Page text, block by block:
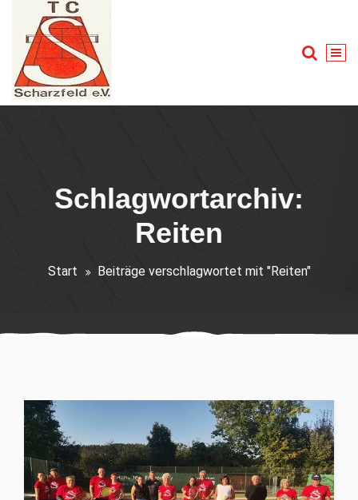
springen
Schlagwortarchiv:
Reiten
Start Beiträge verschlagwortet mit "Reiten"